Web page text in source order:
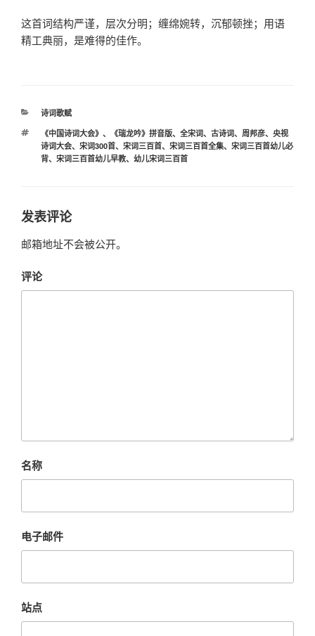
这首词结构严谨，层次分明；缠绵婉转，沉郁顿挫；用语
精工典丽，是难得的佳作。
分
诗词歌赋
标
签
《中国诗词大会》 、 《瑞龙吟》拼音版、 全宋词、 古诗词、 周邦彦、 央视
诗词大会、 宋词300首、 宋词三百首、 宋词三百首全集、 宋词三百首幼儿必
背、 宋词三百首幼儿早教、 幼儿宋词三百首
发表评论
邮箱地址不会被公开。
评论
名称
电子邮件
站点